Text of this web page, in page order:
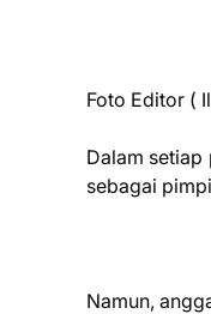
Foto Editor (
Dalam
sebagai
Namun,